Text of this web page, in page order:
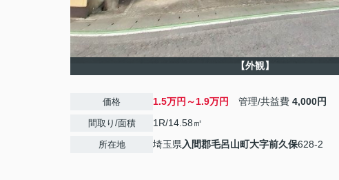
【外観】
価格 1.5万円～1.9万円 管理/共益費 4,000円
間取り/面積 1R/14.58㎡
所在地 埼玉県 入間郡毛呂山町大字前久保628-2